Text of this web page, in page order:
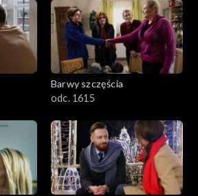
Barwy szczęścia
odc. 1615